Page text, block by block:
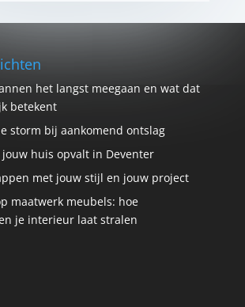
het langst meegaan en wat dat
betekent
storm bij aankomend ontslag
huis opvalt in Deventer
met jouw stijl en jouw project
maatwerk meubels: hoe
je interieur laat stralen